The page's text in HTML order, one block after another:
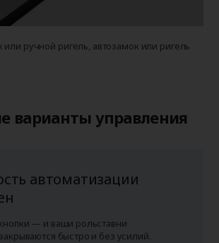
ручной ригель, автозамок или ригель
варианты управления
автоматизации
— и ваши рольставни
быстро и без усилий.